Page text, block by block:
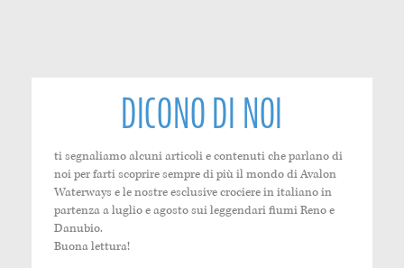
DICONO DI NOI
ti segnaliamo alcuni articoli e contenuti che parlano di
noi per farti scoprire sempre di più il mondo di Avalon
Waterways e le nostre esclusive crociere in italiano in
partenza a luglio e agosto sui leggendari fiumi Reno e
Danubio.
Buona lettura!